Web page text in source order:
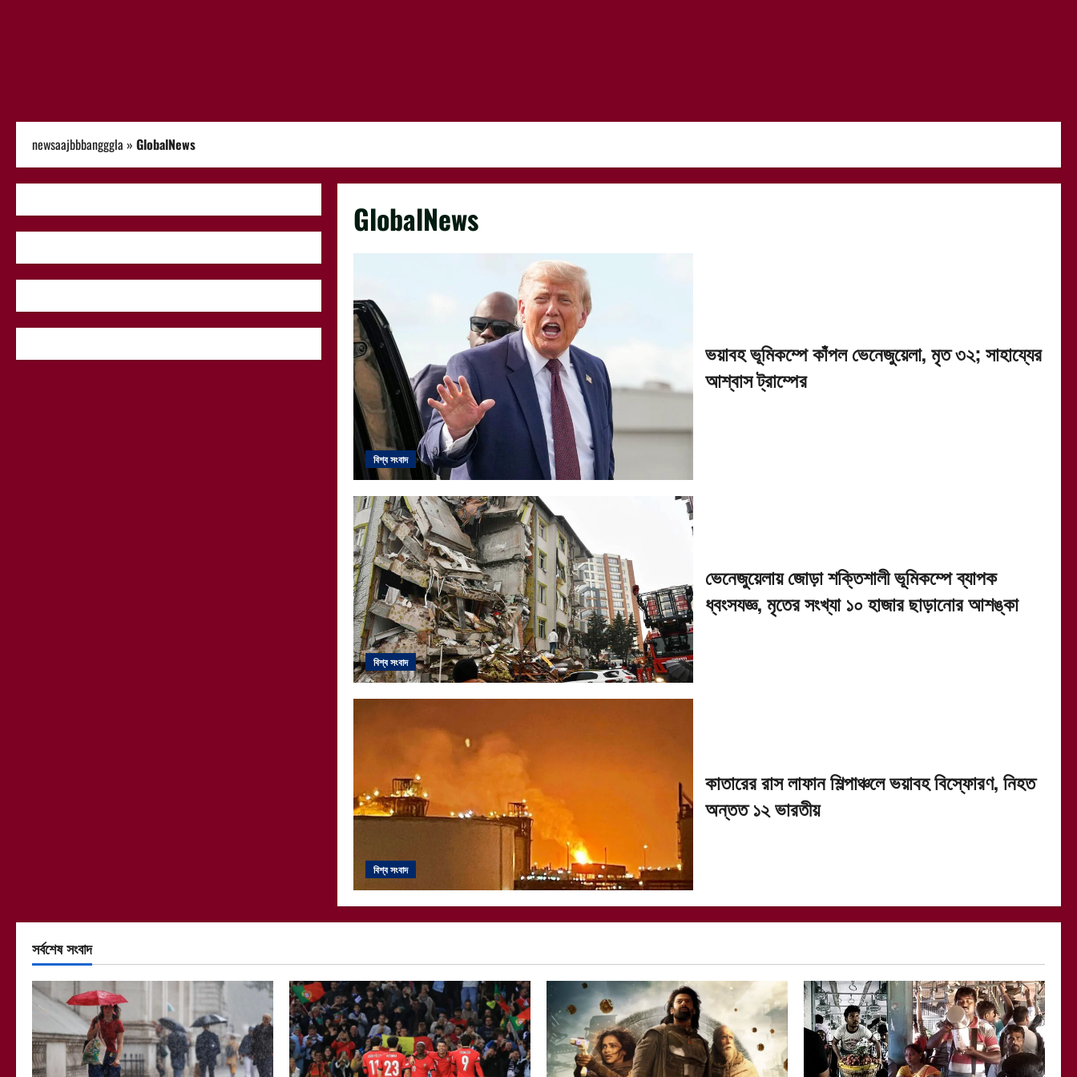
newsaajbbbangggla » GlobalNews
GlobalNews
বিশ্ব সংবাদ
ভয়াবহ ভূমিকম্পে কাঁপল ভেনেজুয়েলা, মৃত ৩২; সাহায্যের
আশ্বাস ট্রাম্পের
বিশ্ব সংবাদ
ভেনেজুয়েলায় জোড়া শক্তিশালী ভূমিকম্পে ব্যাপক
ধ্বংসযজ্ঞ, মৃতের সংখ্যা ১০ হাজার ছাড়ানোর আশঙ্কা
বিশ্ব সংবাদ
কাতারের রাস লাফান শিল্পাঞ্চলে ভয়াবহ বিস্ফোরণ, নিহত
অন্তত ১২ ভারতীয়
সর্বশেষ সংবাদ